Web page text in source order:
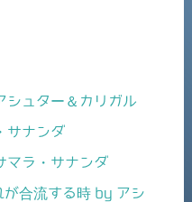
シュター＆カリガル
サナンダ
マラ・サナンダ
合流する時 by アシ